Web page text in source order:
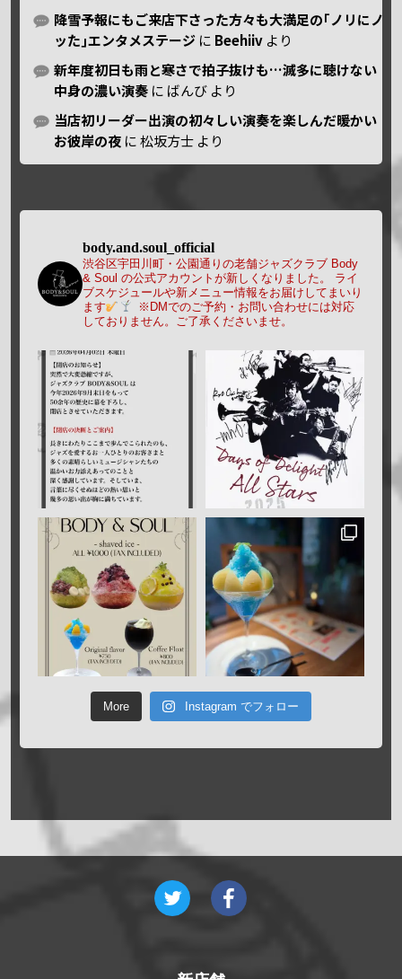
降雪予報にもご来店下さった方々も大満足の｢ノリにノ
ッた｣エンタメステージ に Beehiiv より
新年度初日も雨と寒さで拍子抜けも…滅多に聴けない
中身の濃い演奏 に ばんび より
当店初リーダー出演の初々しい演奏を楽しんだ暖かい
お彼岸の夜 に松坂方士 より
body.and.soul_official
渋谷区宇田川町・公園通りの老舗ジャズクラブ Body
& Soul の公式アカウントが新しくなりました。
ライ
ブスケジュールや新メニュー情報をお届けしてまいり
ます
※DMでのご予約・お問い合わせには対応
しておりません。ご了承くださいませ。
More Instagram でフォロー